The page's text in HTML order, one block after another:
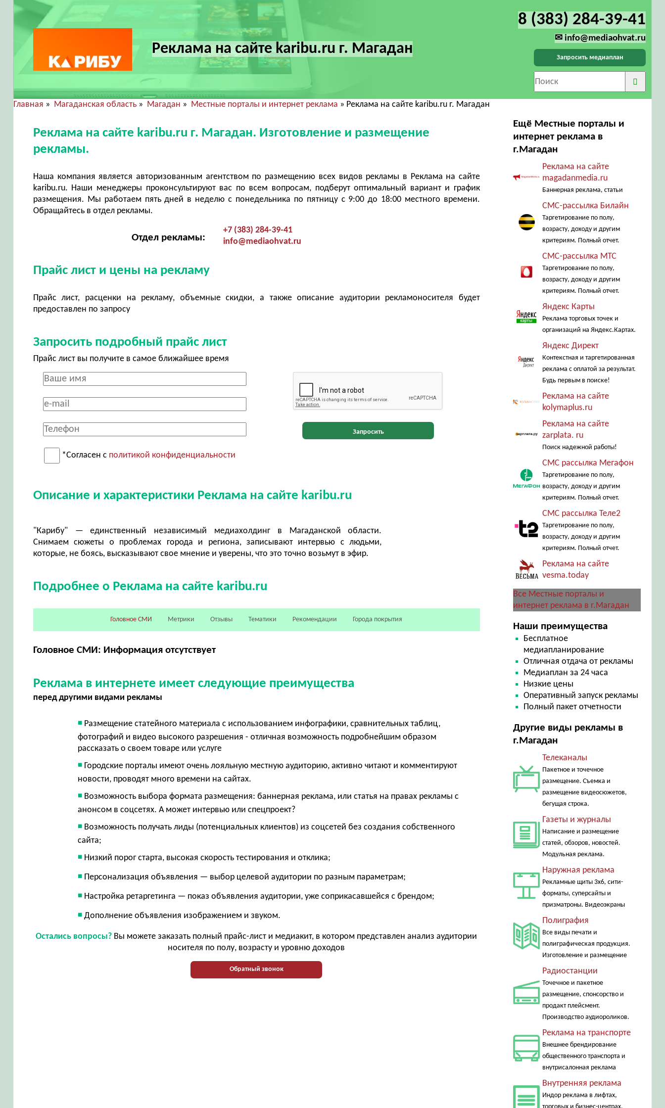
Реклама на сайте karibu.ru г. Магадан
8 (383) 284-39-41
✉ info@mediaohvat.ru
Запросить медиаплан
Главная » Магаданская область» Магадан » Местные порталы и интернет реклама » Реклама на сайте karibu.ru г. Магадан
Реклама на сайте karibu.ru г. Магадан. Изготовление и размещение
рекламы.
Наша компания является авторизованным агентством по размещению всех видов рекламы в Реклама на сайте
karibu.ru. Наши менеджеры проконсультируют вас по всем вопросам, подберут оптимальный вариант и график
размещения. Мы работаем пять дней в неделю с понедельника по пятницу с 9:00 до 18:00 местного времени.
Обращайтесь в отдел рекламы.
Отдел рекламы:
+7 (383) 284-39-41
info@mediaohvat.ru
Прайс лист и цены на рекламу
Прайс лист, расценки на рекламу, объемные скидки, а также описание аудитории рекламоносителя будет
предоставлен по запросу
Запросить подробный прайс лист
Прайс лист вы получите в самое ближайшее время
*Согласен с политикой конфиденциальности
Запросить
Описание и характеристики Реклама на сайте karibu.ru
"Карибу" — единственный независимый медиахолдинг в Магаданской области.
Снимаем сюжеты о проблемах города и региона, записывают интервью с людьми,
которые, не боясь, высказывают свое мнение и уверены, что это точно возьмут в эфир.
Подробнее о Реклама на сайте karibu.ru
Головное СМИ Метрики Отзывы Тематики Рекомендации Города покрытия
Головное СМИ: Информация отсутствует
Реклама в интернете имеет следующие преимущества
перед другими видами рекламы
Размещение статейного материала с использованием инфографики, сравнительных таблиц,
фотографий и видео высокого разрешения - отличная возможность подробнейшим образом
рассказать о своем товаре или услуге
Городские порталы имеют очень лояльную местную аудиторию, активно читают и комментируют
новости, проводят много времени на сайтах.
Возможность выбора формата размещения: баннерная реклама, или статья на правах рекламы с
анонсом в соцсетях. А может интервью или спецпроект?
Возможность получать лиды (потенциальных клиентов) из соцсетей без создания собственного
сайта;
Низкий порог старта, высокая скорость тестирования и отклика;
Персонализация объявления — выбор целевой аудитории по разным параметрам;
Настройка ретаргетинга — показ объявления аудитории, уже соприкасавшейся с брендом;
Дополнение объявления изображением и звуком.
Остались вопросы? Вы можете заказать полный прайс-лист и медиакит, в котором представлен анализ аудитории
носителя по полу, возрасту и уровню доходов
Обратный звонок
Ещё Местные порталы и
интернет реклама в
г.Магадан
Реклама на сайте
magadanmedia.ru
Баннерная реклама, статьи
СМС-рассылка Билайн
Таргетирование по полу,
возрасту, доходу и другим
критериям. Полный отчет.
СМС-рассылка МТС
Таргетирование по полу,
возрасту, доходу и другим
критериям. Полный отчет.
Яндекс Карты
Реклама торговых точек и
организаций на Яндекс.Картах.
Яндекс Директ
Контекстная и таргетированная
реклама с оплатой за результат.
Будь первым в поиске!
Реклама на сайте
kolymaplus.ru
Реклама на сайте
zarplata. ru
Поиск надежной работы!
СМС рассылка Мегафон
Таргетирование по полу,
возрасту, доходу и другим
критериям. Полный отчет.
СМС рассылка Теле2
Таргетирование по полу,
возрасту, доходу и другим
критериям. Полный отчет.
Реклама на сайте
vesma.today
Все Местные порталы и
интернет реклама в г.Магадан
Наши преимущества
Бесплатное
медиапланирование
Отличная отдача от рекламы
Медиаплан за 24 часа
Низкие цены
Оперативный запуск рекламы
Полный пакет отчетности
Другие виды рекламы в
г.Магадан
Телеканалы
Пакетное и точечное
размещение. Съемка и
размещение видеосюжетов,
бегущая строка.
Газеты и журналы
Написание и размещение
статей, обзоров, новостей.
Модульная реклама.
Наружная реклама
Рекламные щиты 3х6, сити-
форматы, суперсайты и
призматроны. Видеоэкраны
Полиграфия
Все виды печати и
полиграфическая продукция.
Изготовление и размещение
Радиостанции
Точечное и пакетное
размещение, спонсорство и
продакт плейсмент.
Производство аудиороликов.
Реклама на транспорте
Внешнее брендирование
общественного транспорта и
внутрисалонная реклама
Внутренняя реклама
Индор реклама в лифтах,